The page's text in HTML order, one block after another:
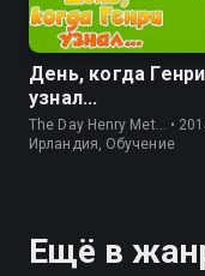
День, когда Генри
узнал...
The Day Henry Met… •
Ирландия, Обучение
Ещё в